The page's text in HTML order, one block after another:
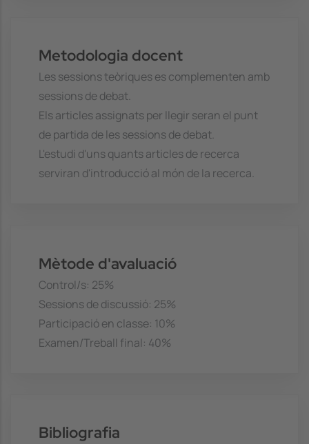
Metodologia docent
Les sessions teòriques es complementen amb
sessions de debat.
Els articles assignats per llegir seran el punt
de partida de les sessions de debat.
L'estudi d'uns quants articles de recerca
serviran d'introducció al món de la recerca.
Mètode d'avaluació
Control/s: 25%
Sessions de discussió: 25%
Participació en classe: 10%
Examen/Treball final: 40%
Bibliografia